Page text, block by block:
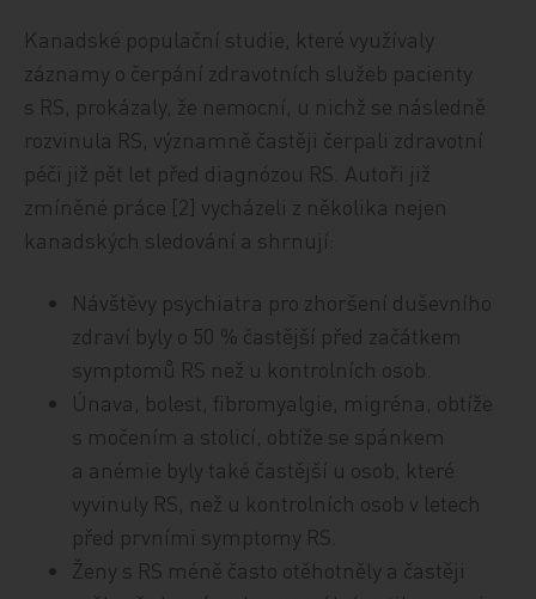
Kanadské populační studie, které využívaly
záznamy o čerpání zdravotních služeb pacienty
s RS, prokázaly, že nemocní, u nichž se následně
rozvinula RS, významně častěji čerpali zdravotní
péči již pět let před diagnózou RS. Autoři již
zmíněné práce [2] vycházeli z několika nejen
kanadských sledování a shrnují:
Návštěvy psychiatra pro zhoršení duševního
zdraví byly o 50 % častější před začátkem
symptomů RS než u kontrolních osob.
Únava, bolest, fibromyalgie, migréna, obtíže
s močením a stolicí, obtíže se spánkem
a anémie byly také častější u osob, které
vyvinuly RS, než u kontrolních osob v letech
před prvními symptomy RS.
Ženy s RS méně často otěhotněly a častěji